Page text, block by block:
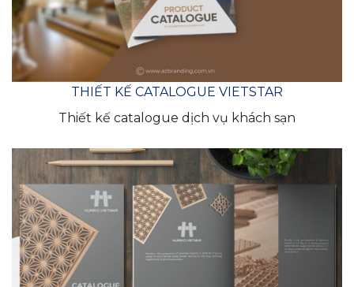
THIẾT KẾ CATALOGUE VIETSTAR
Thiết kế catalogue dịch vụ khách sạn